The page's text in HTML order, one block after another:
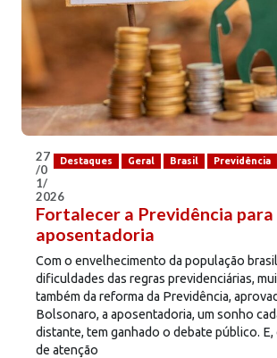
Destaques Geral Brasil Previdência
27
/0
1/
2026
Fortalecer a Previdência
aposentadoria
Com o envelhecimento da população
dificuldades das regras previdenciárias,
também da reforma da Previdência,
Bolsonaro, a aposentadoria, um sonho
distante, tem ganhado o debate público. E,
de atenção